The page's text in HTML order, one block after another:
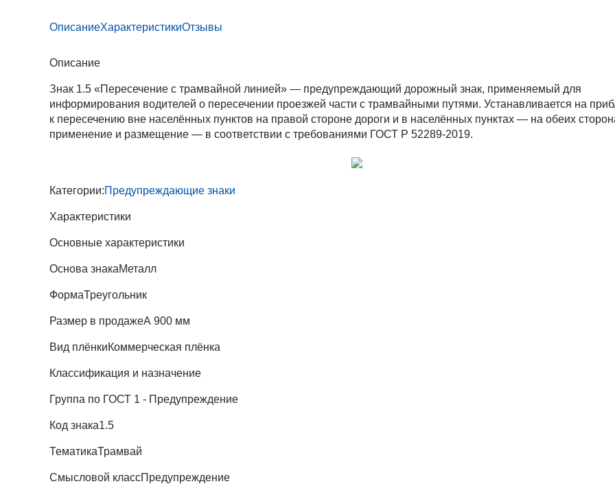
ОписаниеХарактеристикиОтзывы
Описание
Знак 1.5 «Пересечение с трамвайной линией» — предупреждающий дорожный знак, применяемый для
информирования водителей о пересечении проезжей части с трамвайными путями. Устанавливается на
к пересечению вне населённых пунктов на правой стороне дороги и в населённых пунктах — на обеих
применение и размещение — в соответствии с требованиями ГОСТ Р 52289-2019.
Категории:Предупреждающие знаки
Характеристики
Основные характеристики
Основа знакаМеталл
ФормаТреугольник
Размер в продажеА 900 мм
Вид плёнкиКоммерческая плёнка
Классификация и назначение
Группа по ГОСТ 1 - Предупреждение
Код знака1.5
ТематикаТрамвай
Смысловой классПредупреждение